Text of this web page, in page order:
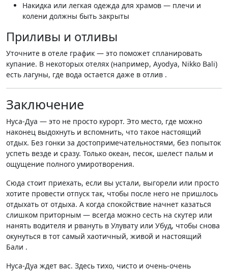
Накидка или легкая одежда для храмов — плечи и
колени должны быть закрыты
Приливы и отливы
Уточните в отеле график — это поможет спланировать
купание. В некоторых отелях (например, Ayodya, Nikko Bali)
есть лагуны, где вода остается даже в отлив .
Заключение
Нуса-Дуа — это не просто курорт. Это место, где можно
наконец выдохнуть и вспомнить, что такое настоящий
отдых. Без гонки за достопримечательностями, без попыток
успеть везде и сразу. Только океан, песок, шелест пальм и
ощущение полного умиротворения.
Сюда стоит приехать, если вы устали, выгорели или просто
хотите провести отпуск так, чтобы после него не пришлось
отдыхать от отдыха. А когда спокойствие начнет казаться
слишком приторным — всегда можно сесть на скутер или
нанять водителя и рвануть в Улувату или Убуд, чтобы снова
окунуться в тот самый хаотичный, живой и настоящий
Бали .
Нуса-Дуа ждет вас. Здесь тихо, чисто и очень-очень